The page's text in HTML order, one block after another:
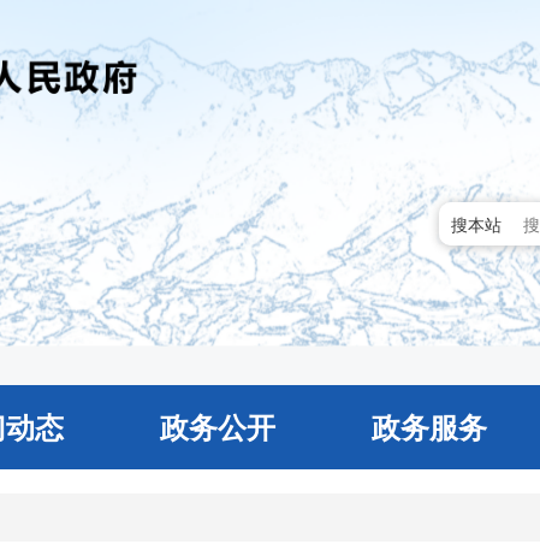
搜本站
态 政务公开 政务服务